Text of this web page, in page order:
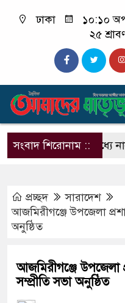
ঢাকা
১০:১০
২৫
সংবাদ শিরোনাম ::
স্থানীয়দের মধ্যে নানা প্রশ্ন
প্রচ্ছদ
সারাদেশ
আজমিরীগঞ্জে উপজেলা
অনুষ্ঠিত
আজমিরীগঞ্জে উপজেলা
সম্প্রীতি সভা অনুষ্ঠিত